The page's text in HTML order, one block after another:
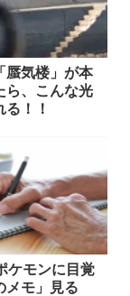
蜃気楼」が本
ら、こんな光
！！
ケモンに目覚
メモ」見る